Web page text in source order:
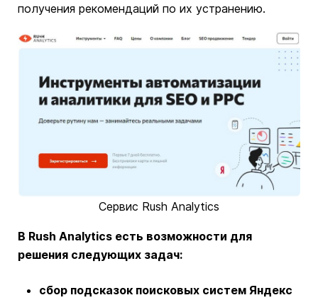
получения рекомендаций по их устранению.
Сервис Rush Analytics
В Rush Analytics есть возможности для
решения следующих задач:
сбор подсказок поисковых систем Яндекс